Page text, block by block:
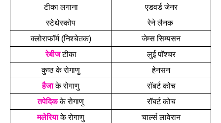
टीका लगाना
एडवर्ड जेनर
स्टेथेस्कोप
रेने लैनक
क्लोराफॉर्म (निश्चेतक)
जेम्स सिम्पसन
रेबीज टीका
लुई पॉश्चर
कुष्ठ के रोगाणु
हेनसन
हैजा के रोगाणु
रॉबर्ट कोच
तपेदिक के रोगाणु
रॉबर्ट कोच
मलेरिया के रोगाणु
चार्ल्स लावेरान